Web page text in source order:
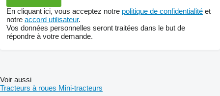
En cliquant ici, vous acceptez notre politique de confidentialité et
notre accord utilisateur.
Vos données personnelles seront traitées dans le but de
répondre à votre demande.
Voir aussi
Tracteurs à roues Mini-tracteurs